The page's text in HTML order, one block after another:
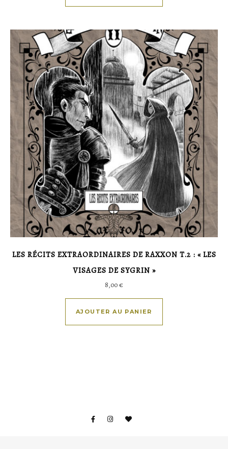
LES RÉCITS EXTRAORDINAIRES DE RAXXON T.2 : « LES
VISAGES DE SYGRIN »
8,00€
AJOUTER AU PANIER